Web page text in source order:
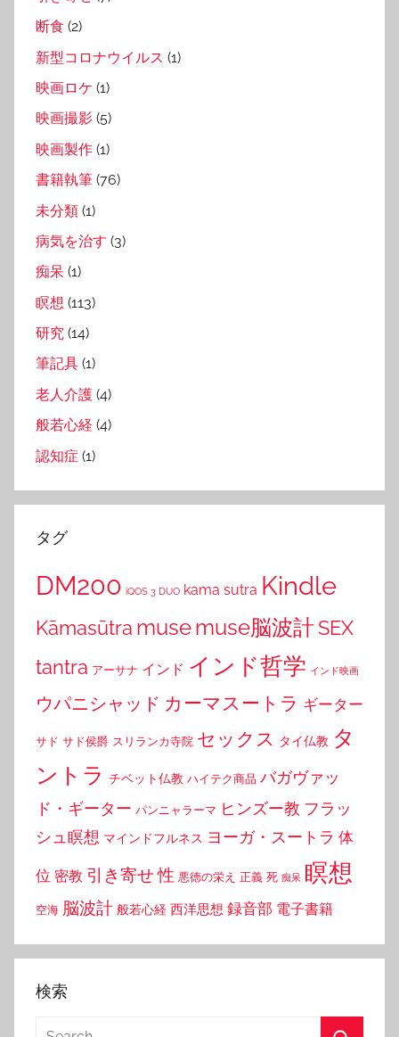
断食 (2)
新型コロナウイルス (1)
映画ロケ (1)
映画撮影 (5)
映画製作 (1)
書籍執筆 (76)
未分類 (1)
病気を治す (3)
痴呆 (1)
瞑想 (113)
研究 (14)
筆記具 (1)
老人介護 (4)
般若心経 (4)
認知症 (1)
タグ
DM200 iQOS 3 DUO kama sutra Kindle
Kāmasūtra musemuse脳波計SEX
tantra アーサナ インド インド哲学 インド映画
ウパニシャッド カーマスートラ ギーター
サド サド侯爵 スリランカ寺院 セックス タイ仏教 タ
ントラ チベット仏教 ハイテク商品 バガヴァッ
ド・ギーター パンニャラーマ ヒンズー教 フラッ
シュ瞑想 マインドフルネス ヨーガ・スートラ 体
位 密教 引き寄せ性 悪徳の栄え 正義 死 痴呆 瞑想
空海 脳波計 般若心経 西洋思想 録音部 電子書籍
検索
Search